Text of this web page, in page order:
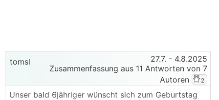
tomsl 27.7. - 4.8.2025
Zusammenfassung aus 11 Antworten von 7
Autoren
2
Unser bald 6jähriger wünscht sich zum Geburtstag